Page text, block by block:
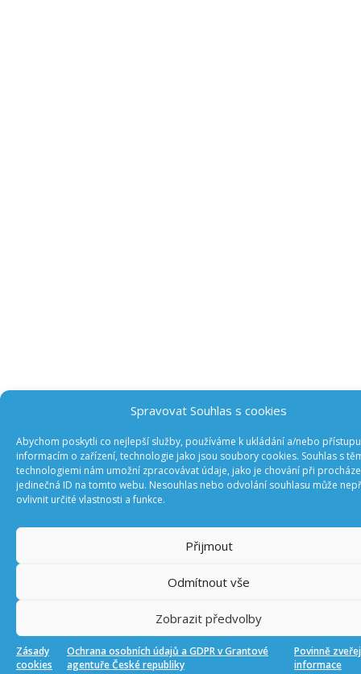
Spravovat Souhlas s cookies
Abychom poskytli co nejlepší služby, používáme k ukládání a/nebo
informacím o zařízení, technologie jako jsou soubory cookies. Souhlas s
technologiemi nám umožní zpracovávat údaje, jako je chování při
jedinečná ID na tomto webu. Nesouhlas nebo odvolání souhlasu může
ovlivnit určité vlastnosti a funkce.
Přijmout
Odmítnout vše
Zobrazit předvolby
Zásady
cookies
Ochrana osobních údajů a GDPR v Grantové
agentuře České republiky
Povinně
informace